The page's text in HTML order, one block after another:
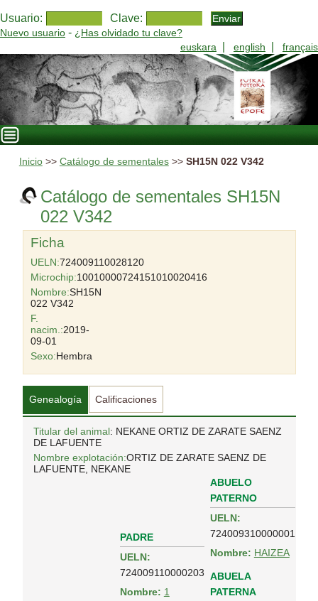
Usuario: Clave:
Nuevo usuario - ¿Has olvidado tu clave?
euskara
english français
Inicio>> Catálogo de sementales>> SH15N 022 V342
Catálogo de sementales SH15N
022 V342
Ficha
UELN:724009110028120
Microchip:10010000724151010020416
Nombre:SH15N
022 V342
F.
nacim.:2019-
09-01
Sexo:Hembra
Genealogía Calificaciones
Titular del animal: NEKANE ORTIZ DE ZARATE SAENZ
DE LAFUENTE
Nombre explotación:ORTIZ DE ZARATE SAENZ DE
LAFUENTE, NEKANE
PADRE
UELN:
724009110000203
Nombre: 1
ABUELO
PATERNO
UELN:
724009310000001
Nombre: HAIZEA
ABUELA
PATERNA